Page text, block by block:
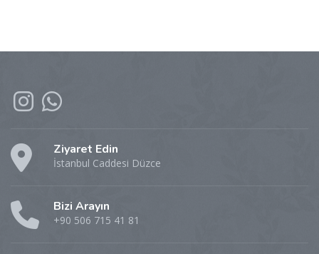
Ziyaret Edin
İstanbul Caddesi Düzce
Bizi Arayın
+90 506 715 41 81